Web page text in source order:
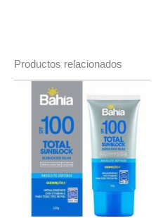
Productos relacionados